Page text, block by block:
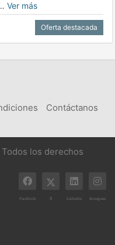
Ver más
Oferta destacada
Contáctanos
| Todos los derechos
Facebook X Linkedin Instagram